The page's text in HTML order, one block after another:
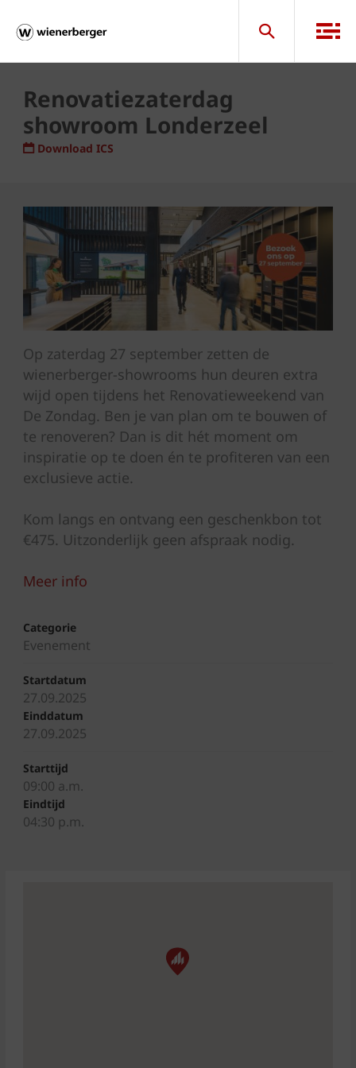
Renovatiezaterdag
showroom Londerzeel
Download ICS
Op zaterdag 27 september zetten de
wienerberger-showrooms hun deuren extra
wijd open tijdens het Renovatieweekend van
De Zondag. Ben je van plan om te bouwen of
te renoveren? Dan is dit hét moment om
inspiratie op te doen én te profiteren van een
exclusieve actie.
Kom langs en ontvang een geschenkbon tot
€475. Uitzonderlijk geen afspraak nodig.
Meer info
Categorie
Evenement
Startdatum
27.09.2025
Einddatum
27.09.2025
Starttijd
09:00 a.m.
Eindtijd
04:30 p.m.